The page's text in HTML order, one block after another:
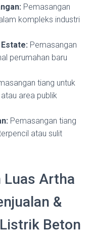
Pemasangan
kompleks industri
Pemasangan
perumahan baru
tiang untuk
area publik
Pemasangan tiang
atau sulit
Luas Artha
&
Beton